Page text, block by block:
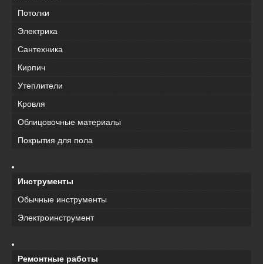
Потолки
Электрика
Сантехника
Кирпич
Утеплители
Кровля
Облицовочные материалы
Покрытия для пола
Инструменты
Обычные инструменты
Электроинструмент
Ремонтные работы